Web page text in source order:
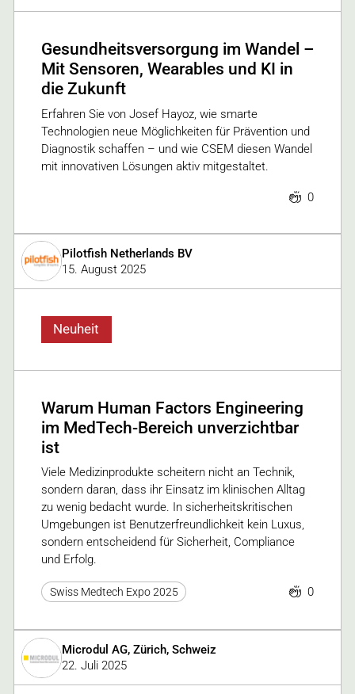
Gesundheitsversorgung im Wandel –
Mit Sensoren, Wearables und KI in
die Zukunft
Erfahren Sie von Josef Hayoz, wie smarte
Technologien neue Möglichkeiten für Prävention und
Diagnostik schaffen – und wie CSEM diesen Wandel
mit innovativen Lösungen aktiv mitgestaltet.
0
Pilotfish Netherlands BV
15. August 2025
Neuheit
Warum Human Factors Engineering
im MedTech-Bereich unverzichtbar
ist
Viele Medizinprodukte scheitern nicht an Technik,
sondern daran, dass ihr Einsatz im klinischen Alltag
zu wenig bedacht wurde. In sicherheitskritischen
Umgebungen ist Benutzerfreundlichkeit kein Luxus,
sondern entscheidend für Sicherheit, Compliance
und Erfolg.
Swiss Medtech Expo 2025 0
Microdul AG, Zürich, Schweiz
22. Juli 2025